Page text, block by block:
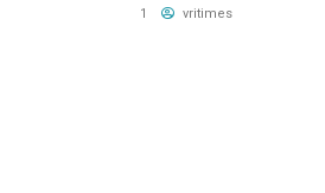
Pengembangan Akses
1 vritimes